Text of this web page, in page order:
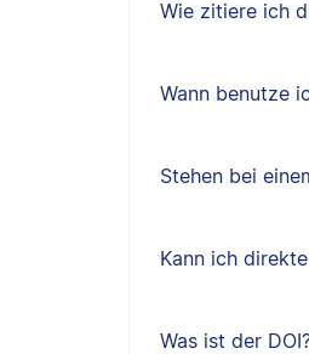
Wie zitiere ich
Wann benutze
Stehen bei
Kann ich
Was ist der